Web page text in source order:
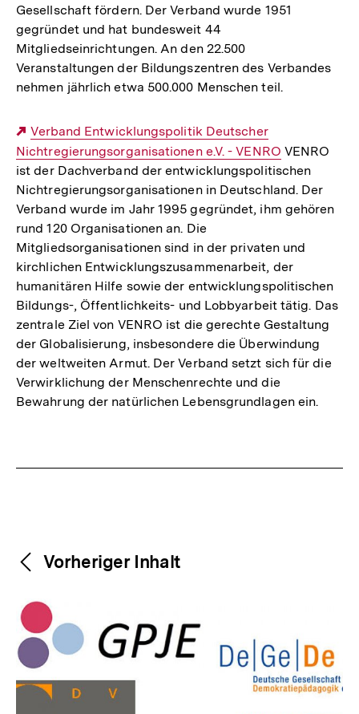
Gesellschaft fördern. Der Verband wurde 1951
gegründet und hat bundesweit 44
Mitgliedseinrichtungen. An den 22.500
Veranstaltungen der Bildungszentren des Verbandes
nehmen jährlich etwa 500.000 Menschen teil.
Externer
Link:
Verband Entwicklungspolitik Deutscher
Nichtregierungsorganisationen e.V. - VENRO VENRO
ist der Dachverband der entwicklungspolitischen
Nichtregierungsorganisationen in Deutschland. Der
Verband wurde im Jahr 1995 gegründet, ihm gehören
rund 120 Organisationen an. Die
Mitgliedsorganisationen sind in der privaten und
kirchlichen Entwicklungszusammenarbeit, der
humanitären Hilfe sowie der entwicklungspolitischen
Bildungs-, Öffentlichkeits- und Lobbyarbeit tätig. Das
zentrale Ziel von VENRO ist die gerechte Gestaltung
der Globalisierung, insbesondere die Überwindung
der weltweiten Armut. Der Verband setzt sich für die
Verwirklichung der Menschenrechte und die
Bewahrung der natürlichen Lebensgrundlagen ein.
Weitere
Inhalte
Content-
Navigation
Vorheriger Inhalt